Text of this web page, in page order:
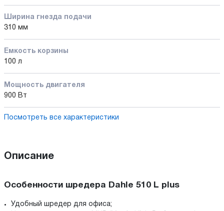
Ширина гнезда подачи
310 мм
Емкость корзины
100 л
Мощность двигателя
900 Вт
Посмотреть все характеристики
Описание
Особенности шредера Dahle 510 L plus
Удобный шредер для офиса;